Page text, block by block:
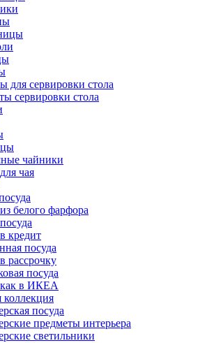
для сервировки стола
сервировки стола
чайники
чая
белого фарфора
кредит
посуда
рассрочку
посуда
в ИКЕА
коллекция
посуда
предметы интерьера
светильники